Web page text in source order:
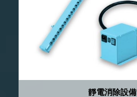
靜電消除設備